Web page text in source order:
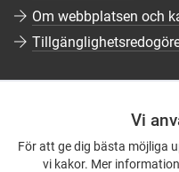
Vi
För att ge dig bästa möjliga
vi kakor. Mer
Om webbplatsen och
Följ oss på Facebook
Följ oss på Instagram